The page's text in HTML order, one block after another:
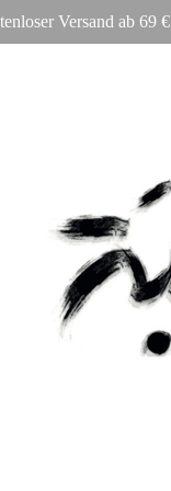
Versand ab 69 €